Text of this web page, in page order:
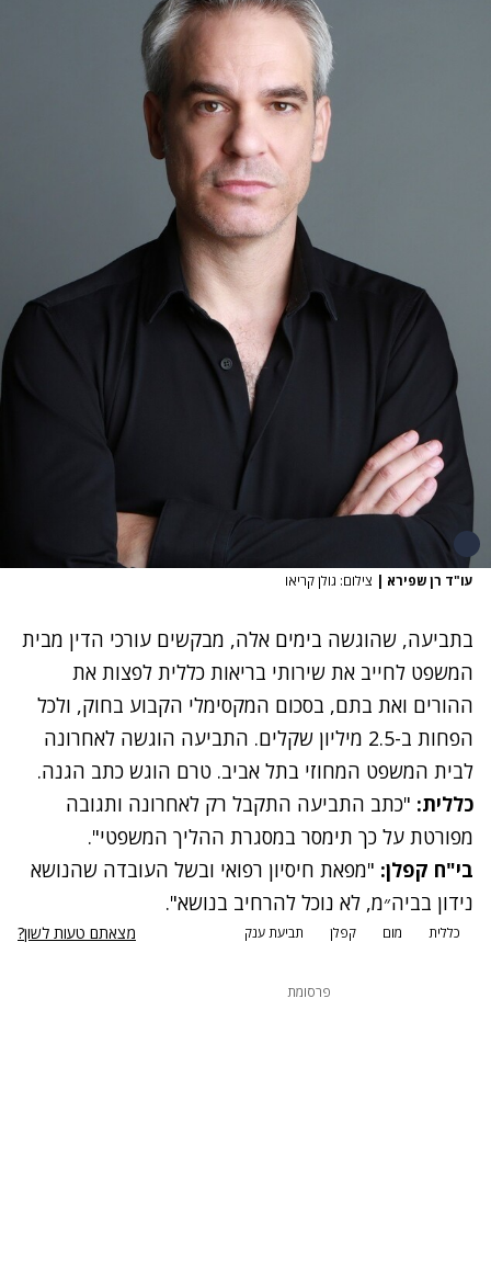
עו"ד רן שפירא | צילום: גולן קריאו
בתביעה, שהוגשה בימים אלה, מבקשים עורכי הדין מבית
המשפט לחייב את שירותי בריאות כללית לפצות את
ההורים ואת בתם, בסכום המקסימלי הקבוע בחוק, ולכל
הפחות ב-2.5 מיליון שקלים. התביעה הוגשה לאחרונה
לבית המשפט המחוזי בתל אביב. טרם הוגש כתב הגנה.
כללית: "כתב התביעה התקבל רק לאחרונה ותגובה
מפורטת על כך תימסר במסגרת ההליך המשפטי".
בי"ח קפלן: "מפאת חיסיון רפואי ובשל העובדה שהנושא
נידון בביה״מ, לא נוכל להרחיב בנושא".
כללית מום קפלן תביעת ענק מצאתם טעות לשון?
פרסומת